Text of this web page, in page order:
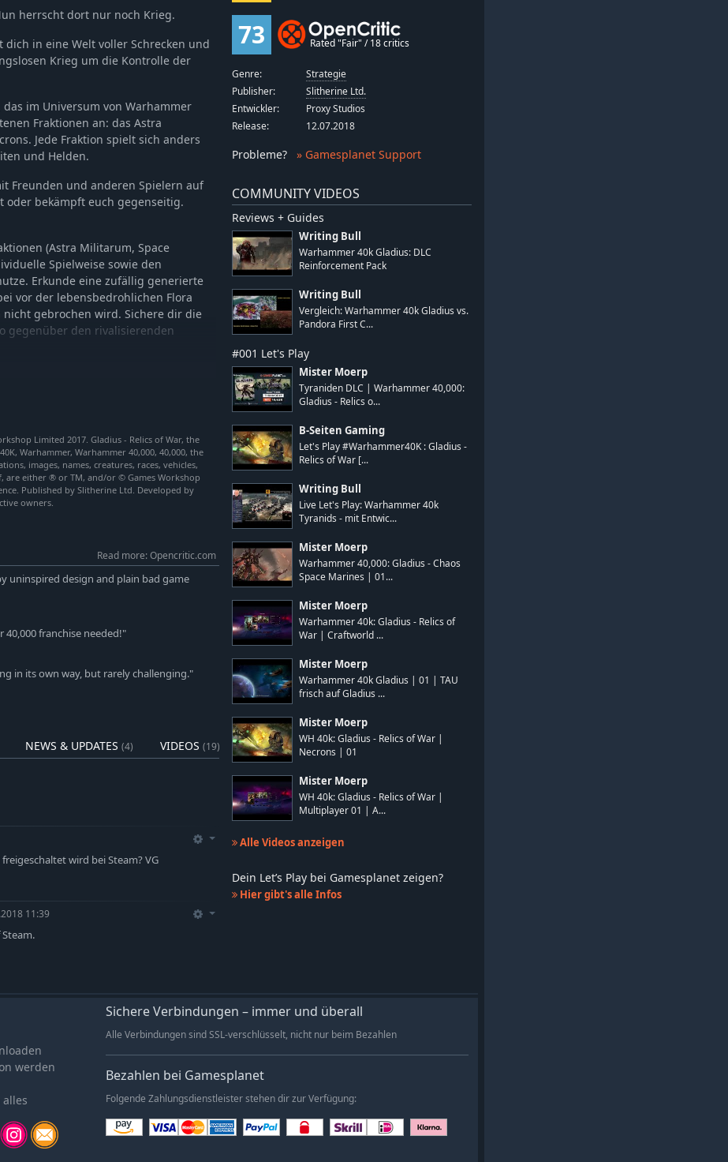
herrscht dort nur noch Krieg.
dich in eine Welt voller Schrecken und
Krieg um die Kontrolle der
im Universum von Warhammer
Fraktionen an: das Astra
Jede Fraktion spielt sich anders
und Helden.
Freunden und anderen Spielern auf
oder bekämpft euch gegenseitig.
(Astra Militarum, Space
Spielweise sowie den
Erkunde eine zufällig generierte
vor der lebensbedrohlichen Flora
gebrochen wird. Sichere dir die
gegenüber den rivalisierenden
Baue Rohstoffe ab und
das Schicksal auf dem warp-
bereithält. Wenn sich die Stürme
erlasse Stadtverordnungen und gib
die über individuelle
werden können, darunter
zu beispiellosen Verfechtern deiner
Limited 2017. Gladius - Relics of War, the
Warhammer, Warhammer 40,000, 40,000, the
images, names, creatures, races, vehicles,
are either ® or TM, and/or © Games Workshop
Published by Slitherine Ltd. Developed by
owners.
Read more: Opencritic.com
uninspired design and plain bad game
franchise needed!"
in its own way, but rarely challenging."
NEWS & UPDATES (4) VIDEOS (19)
wird bei Steam? VG
11:39
73 Rated "Fair" / 18 critics
Genre:
Strategie
Publisher:
Slitherine Ltd.
Entwickler:
Proxy Studios
Release:
12.07.2018
Probleme? » Gamesplanet Support
COMMUNITY VIDEOS
Reviews + Guides
Writing Bull
Warhammer 40k Gladius: DLC
Reinforcement Pack
Writing Bull
Vergleich: Warhammer 40k Gladius vs.
Pandora First C...
#001 Let's Play
Mister Moerp
Tyraniden DLC | Warhammer 40,000:
Gladius - Relics o...
B-Seiten Gaming
Let's Play #Warhammer40K : Gladius -
Relics of War [...
Writing Bull
Live Let's Play: Warhammer 40k
Tyranids - mit Entwic...
Mister Moerp
Warhammer 40,000: Gladius - Chaos
Space Marines | 01...
Mister Moerp
Warhammer 40k: Gladius - Relics of
War | Craftworld ...
Mister Moerp
Warhammer 40k Gladius | 01 | TAU
frisch auf Gladius ...
Mister Moerp
WH 40k: Gladius - Relics of War |
Necrons | 01
Mister Moerp
WH 40k: Gladius - Relics of War |
Multiplayer 01 | A...
Alle Videos anzeigen
Dein Let’s Play bei Gamesplanet zeigen?
Hier gibt's alle Infos
werden
Sichere Verbindungen – immer und überall
Alle Verbindungen sind SSL-verschlüsselt, nicht nur beim Bezahlen
Bezahlen bei Gamesplanet
Folgende Zahlungsdienstleister stehen dir zur Verfügung: